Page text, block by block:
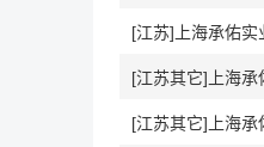
[江苏]上海承佑实
[江苏其它]上海承
[江苏其它]上海承